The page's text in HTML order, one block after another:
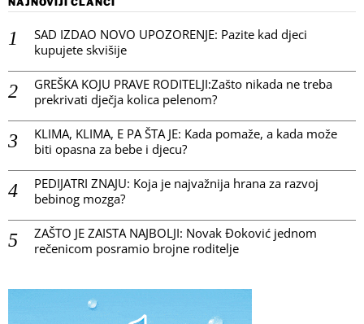
SAD IZDAO NOVO UPOZORENJE: Pazite kad djeci
kupujete skvišije
GREŠKA KOJU PRAVE RODITELJI:Zašto nikada ne treba
prekrivati dječja kolica pelenom?
KLIMA, KLIMA, E PA ŠTA JE: Kada pomaže, a kada može
biti opasna za bebe i djecu?
PEDIJATRI ZNAJU: Koja je najvažnija hrana za razvoj
bebinog mozga?
ZAŠTO JE ZAISTA NAJBOLJI: Novak Đoković jednom
rečenicom posramio brojne roditelje